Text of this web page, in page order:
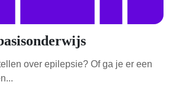
over epilepsie? Of ga je er een